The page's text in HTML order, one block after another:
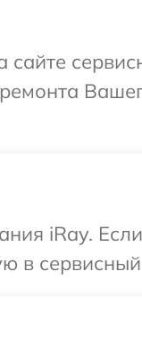
iRay. Если
в